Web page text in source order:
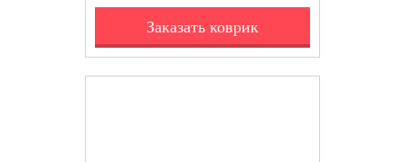
Заказать коврик